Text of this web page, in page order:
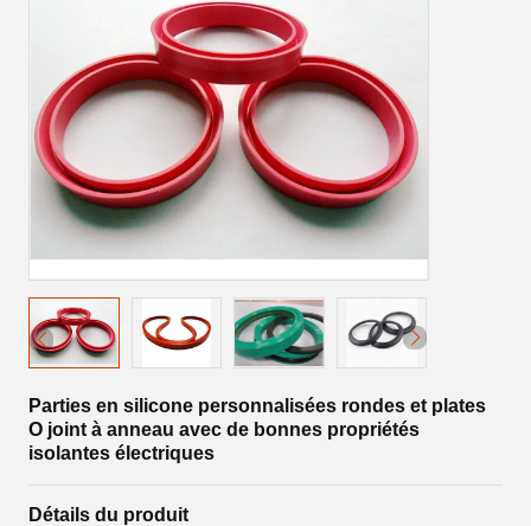
Parties en silicone personnalisées rondes et plates
O joint à anneau avec de bonnes propriétés
isolantes électriques
Détails du produit